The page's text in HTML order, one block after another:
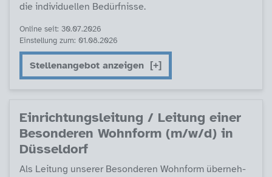
die in­di­vi­du­el­len Be­dürf­nis­se.
Online seit: 30.07.2026
Einstellung zum: 01.08.2026
Stellenangebot anzeigen
Ein­rich­tungs­lei­tung / Lei­tung ei­ner
Be­son­de­ren Wohn­form (m/w/d) in
Düs­sel­dorf
Als Lei­tung un­se­rer Be­son­de­ren Wohn­form über­neh­